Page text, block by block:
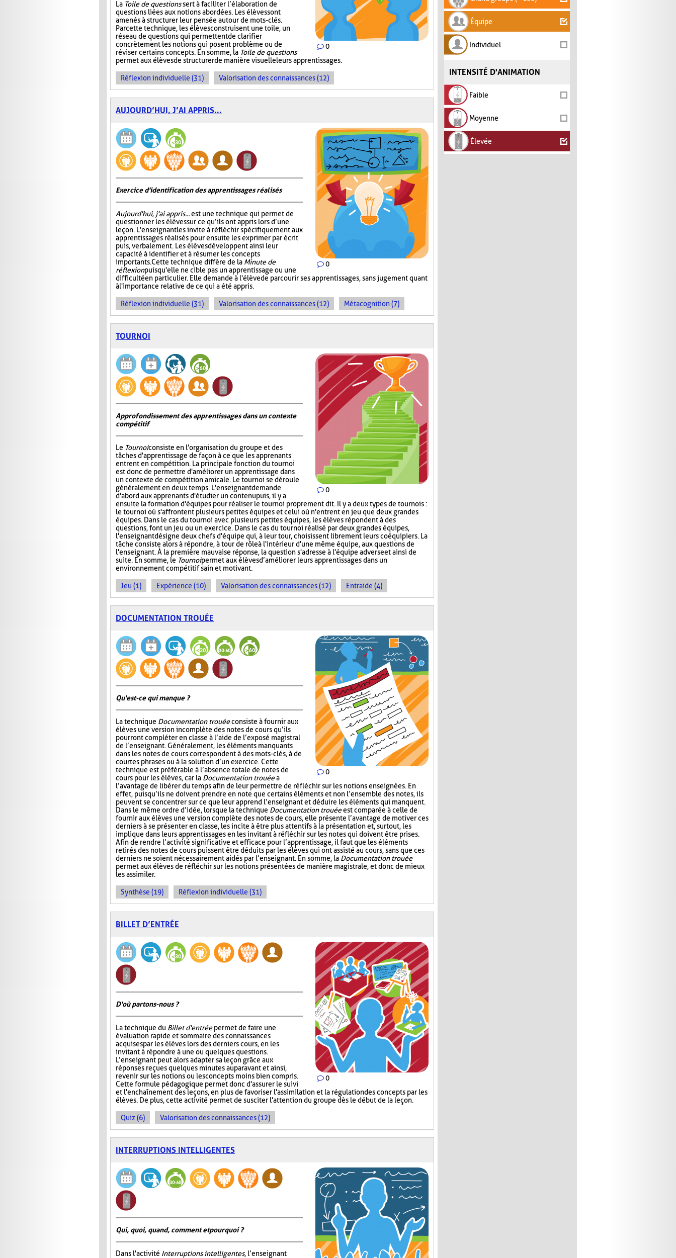
Équipe
Individuel
INTENSITÉ D'ANIMATION
Faible
Moyenne
Élevée
0
La Toile de questionssert à faciliter l’élaboration de
questions liées aux notions abordées. Les élèves sont
amenés à structurer leur pensée autour de mots-clés.
Par cette technique, les élèves construisent une toile, un
réseau de questions qui permettent de clarifier
concrètement les notions qui posent problème ou de
réviser certains concepts. En somme, la Toile de questions
permet aux élèves de structurer de manière visuelle leurs apprentissages.
Réflexion individuelle (31) Valorisation des connaissances (12)
AUJOURD’HUI, J’AI APPRIS...
0
Exercice d'identification des apprentissages réalisés
Aujourd'hui, j'ai appris...est une technique qui permet de
questionner les élèves sur ce qu’ils ont appris lors d’une
leçon. L'enseignant les invite à réfléchir spécifiquement aux
apprentissages réalisés pour ensuite les exprimer par écrit
puis, verbalement. Les élèves développent ainsi leur
capacité à identifier et à résumer les concepts
importants. Cette technique diffère de la Minute de
réflexionpuisqu'elle ne cible pas un apprentissage ou une
difficulté en particulier. Elle demande à l'élève de parcourir ses apprentissages, sans jugement quant
à l'importance relative de ce qui a été appris.
Réflexion individuelle (31) Valorisation des connaissances (12) Métacognition (7)
TOURNOI
0
Approfondissement des apprentissages dans un contexte
compétitif
Le Tournoiconsiste en l'organisation du groupe et des
tâches d'apprentissage de façon à ce que les apprenants
entrent en compétition. La principale fonction du tournoi
est donc de permettre d'améliorer un apprentissage dans
un contexte de compétition amicale. Le tournoi se déroule
généralement en deux temps. L'enseignant demande
d'abord aux apprenants d'étudier un contenu puis, il y a
ensuite la formation d'équipes pour réaliser le tournoi proprement dit. Il y a deux types de tournois :
le tournoi où s'affrontent plusieurs petites équipes et celui où n'entrent en jeu que deux grandes
équipes. Dans le cas du tournoi avec plusieurs petites équipes, les élèves répondent à des
questions, font un jeu ou un exercice. Dans le cas du tournoi réalisé par deux grandes équipes,
l'enseignant désigne deux chefs d'équipe qui, à leur tour, choisissent librement leurs coéquipiers. La
tâche consiste alors à répondre, à tour de rôle à l'intérieur d'une même équipe, aux questions de
l'enseignant. À la première mauvaise réponse, la question s'adresse à l'équipe adverse et ainsi de
suite. En somme, le Tournoipermet aux élèves d’améliorer leurs apprentissages dans un
environnement compétitif sain et motivant.
Jeu (1) Expérience (10) Valorisation des connaissances (12) Entraide (4)
DOCUMENTATION TROUÉE
0
Qu'est-ce qui manque ?
La technique Documentation trouéeconsiste à fournir aux
élèves une version incomplète des notes de cours qu’ils
pourront compléter en classe à l’aide de l’exposé magistral
de l’enseignant. Généralement, les éléments manquants
dans les notes de cours correspondent à des mots-clés, à de
courtes phrases ou à la solution d’un exercice. Cette
technique est préférable à l’absence totale de notes de
cours pour les élèves, car la Documentation trouéea
l’avantage de libérer du temps afin de leur permettre de réfléchir sur les notions enseignées. En
effet, puisqu’ils ne doivent prendre en note que certains éléments et non l’ensemble des notes, ils
peuvent se concentrer sur ce que leur apprend l’enseignant et déduire les éléments qui manquent.
Dans le même ordre d’idée, lorsque la technique Documentation trouéeest comparée à celle de
fournir aux élèves une version complète des notes de cours, elle présente l’avantage de motiver ces
derniers à se présenter en classe, les incite à être plus attentifs à la présentation et, surtout, les
implique dans leurs apprentissages en les invitant à réfléchir sur les notes qui doivent être prises.
Afin de rendre l’activité significative et efficace pour l’apprentissage, il faut que les éléments
retirés des notes de cours puissent être déduits par les élèves qui ont assisté au cours, sans que ces
derniers ne soient nécessairement aidés par l’enseignant. En somme, la Documentation trouée
permet aux élèves de réfléchir sur les notions présentées de manière magistrale, et donc de mieux
les assimiler.
Synthèse (19) Réflexion individuelle (31)
BILLET D’ENTRÉE
0
D'où partons-nous ?
La technique du Billet d'entréepermet de faire une
évaluation rapide et sommaire des connaissances
acquises par les élèves lors des derniers cours, en les
invitant à répondre à une ou quelques questions.
L’enseignant peut alors adapter sa leçon grâce aux
réponses reçues quelques minutes auparavant et ainsi,
revenir sur les notions ou les concepts moins bien compris.
Cette formule pédagogique permet donc d'assurer le suivi
et l'enchaînement des leçons, en plus de favoriser l'assimilation et la régulation des concepts par les
élèves. De plus, cette activité permet de susciter l'attention du groupe dès le début de la leçon.
Quiz (6) Valorisation des connaissances (12)
INTERRUPTIONS INTELLIGENTES
Qui, quoi, quand, comment et pourquoi ?
Dans l'activité Interruptions intelligentes, l’enseignant